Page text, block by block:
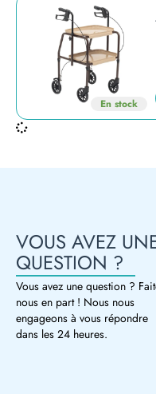
En stock
VOUS AVEZ
QUESTION ?
Vous avez une question ?
nous en part ! Nous nous
engageons à vous répondre
dans les 24 heures.